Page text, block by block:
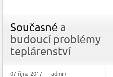
Současné a
budoucí problémy
teplárenství
07 října 2017 admin